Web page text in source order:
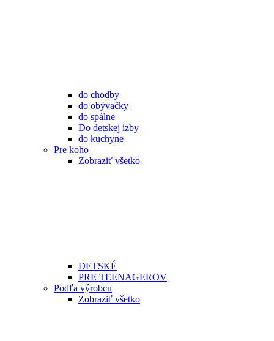
do chodby
do obývačky
do spálne
Do detskej izby
do kuchyne
Pre koho
Zobraziť všetko
DETSKÉ
PRE TEENAGEROV
Podľa výrobcu
Zobraziť všetko